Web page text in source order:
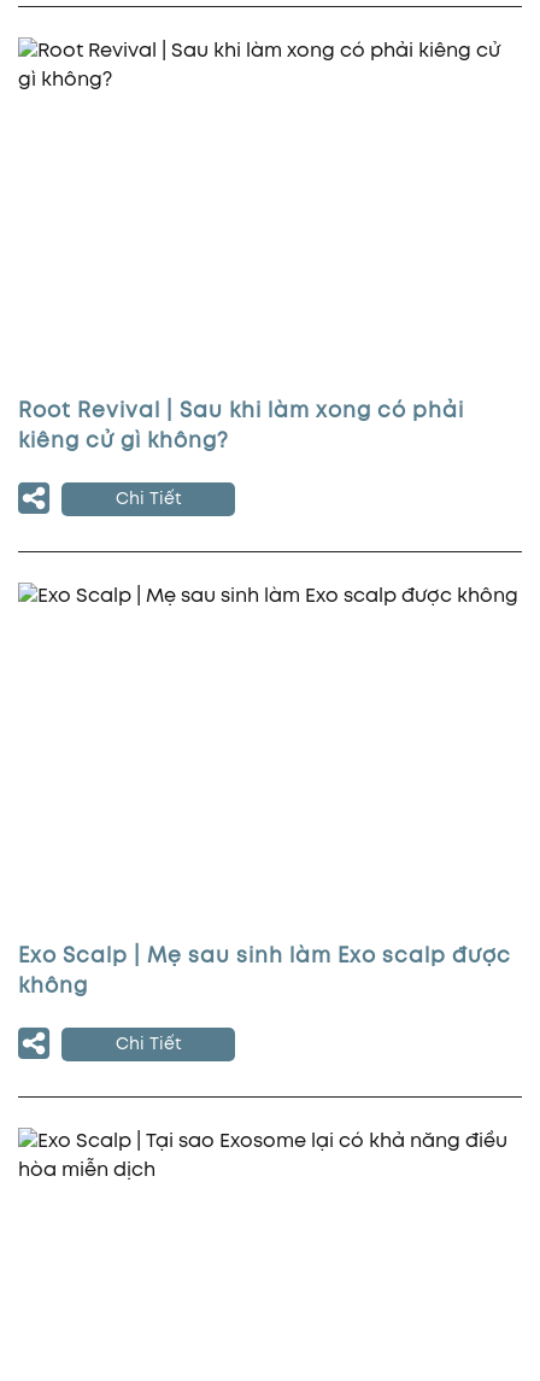
Root Revival | Sau khi làm xong có phải
kiêng cử gì không?
Chi Tiết
Exo Scalp | Mẹ sau sinh làm Exo scalp được
không
Chi Tiết